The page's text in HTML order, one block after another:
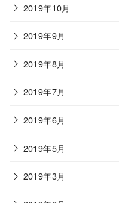
2019年10月
2019年9月
2019年8月
2019年7月
2019年6月
2019年5月
2019年3月